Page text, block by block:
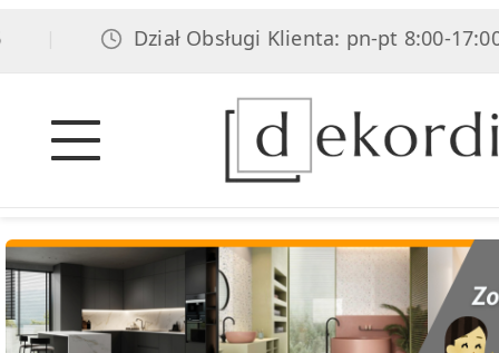
Dział Obsługi Klienta: pn-pt 8:00-17:00,